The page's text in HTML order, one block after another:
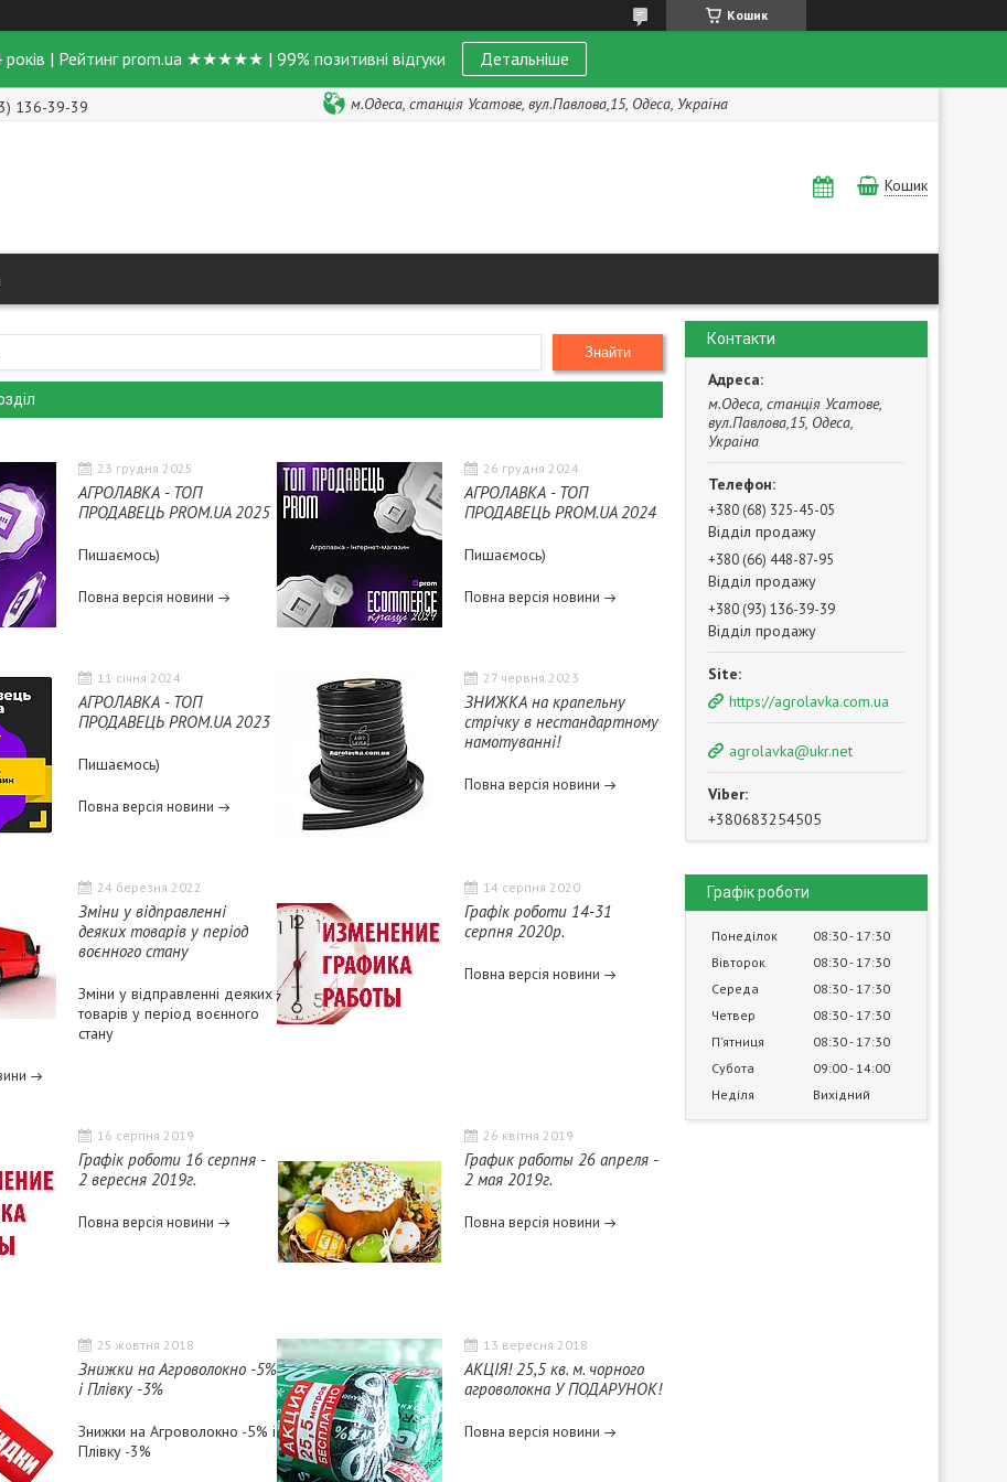
Кошик
| Рейтинг prom.ua ★★★★★ | 99% позитивні відгуки Детальніше
136-39-39 м.Одеса, станція Усатове, вул.Павлова,15, Одеса, Україна
Кошик
Знайти
23 грудня 2025
АГРОЛАВКА - ТОП
ПРОДАВЕЦЬ PROM.UA 2025
Пишаємось)
Повна версія новини
26 грудня 2024
АГРОЛАВКА - ТОП
ПРОДАВЕЦЬ PROM.UA 2024
Пишаємось)
Повна версія новини
11 січня 2024
АГРОЛАВКА - ТОП
ПРОДАВЕЦЬ PROM.UA 2023
Пишаємось)
Повна версія новини
27 червня 2023
ЗНИЖКА на крапельну
стрічку в нестандартному
намотуванні!
Повна версія новини
24 березня 2022
Зміни у відправленні
деяких товарів у період
воєнного стану
Зміни у відправленні деяких
товарів у період воєнного
стану
14 серпня 2020
Графік роботи 14-31
серпня 2020р.
Повна версія новини
16 серпня 2019
Графік роботи 16 серпня -
2 вересня 2019г.
Повна версія новини
26 квітня 2019
График работы 26 апреля -
2 мая 2019г.
Повна версія новини
25 жовтня 2018
Знижки на Агроволокно -5%
і Плівку -3%
Знижки на Агроволокно -5% і
Плівку -3%
13 вересня 2018
АКЦІЯ! 25,5 кв. м. чорного
агроволокна У ПОДАРУНОК!
Повна версія новини
Контакти
м.Одеса, станція Усатове,
вул.Павлова,15, Одеса,
Україна
+380 (68) 325-45-05
Відділ продажу
+380 (66) 448-87-95
Відділ продажу
+380 (93) 136-39-39
Відділ продажу
https://agrolavka.com.ua
agrolavka@ukr.net
+380683254505
Графік роботи
Понеділок 08:30 17:30
Вівторок
08:30 17:30
Середа
08:30 17:30
Четвер
08:30 17:30
Пʼятниця
08:30 17:30
Субота
09:00 14:00
Неділя
Вихідний